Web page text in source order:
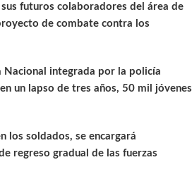
futuros colaboradores del área de
de combate contra los
Nacional integrada por la policía
un lapso de tres años, 50 mil jóvenes
los soldados, se encargará
regreso gradual de las fuerzas